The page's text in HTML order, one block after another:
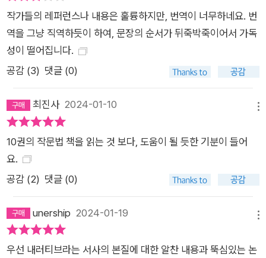
자들은 이런 상황을 교묘히 이용하며 ‘내러티브’ 전쟁에 뛰어든
다. 노예제도를 정당화하기 위해 백인들은 자신들이 다른 인종을
지배해 문명으로 인도해야 한다는 서사를 퍼뜨렸다. 나치는 중세
도 없다. 일제강점기 간토 대지진 당시 만들어진 ‘불령선인’ 내러
해 목숨을 잃었고, 북한이 댐을 터뜨려 남한을 초토화하려 한다는
‘평화의 댐’ 사건에는 정보기관뿐만 아니라 소위 ‘전문가’들까지
전면에 나서 국민을 현혹시켰다. 일부 기업인들 역시 마찬가지였
다. 바나나 수출을 독점하기 위해 민의에 의해 선출된 과테말라
정부를 공산주의자로 몰아버린 유나이티드 프루트 컴퍼니 이야
기나 여성들의 담배 소비를 촉진하기 위해 ‘자유의 횃불’ 이야기
를 덧붙인 담배 회사의 이야기는 ‘선전’ 혹은 ‘홍보’의 고전이 되
어버렸다. 이야기는 현실을 왜곡하고, 누군가의 이익을 위한 방향
으로도 사용될 수 있다. 미래를 위한 새로운 이야기가 필요한 시
작가들의 레퍼런스나 내용은 훌륭하지만, 번역이 너무하네요. 번
역을 그냥 직역하듯이 하여, 문장의 순서가 뒤죽박죽이어서 가독
성이 떨어집니다.
공감 (3) 댓글 (0)
최진사2024-01-10
10권의 작문법 책을 읽는 것 보다, 도움이 될 듯한 기분이 들어
요.
공감 (2) 댓글 (0)
unership 2024-01-19
우선 내러티브라는 서사의 본질에 대한 알찬 내용과 뚝심있는 논